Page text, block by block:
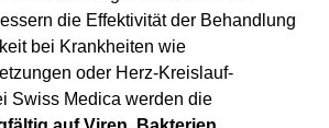
die Effektivität der Behandlung
bei Krankheiten wie
oder Herz-Kreislauf-
Swiss Medica werden die